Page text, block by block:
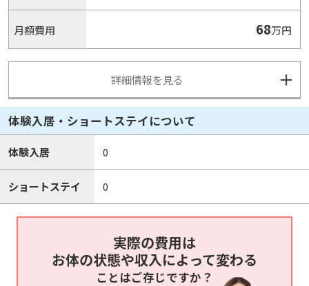
月額費用 68万円
詳細情報を見る
体験入居・ショートステイについて
体験入居 0
ショートステイ 0
実際の費用は
お体の状態や収入によって変わる
ことはご存じですか？